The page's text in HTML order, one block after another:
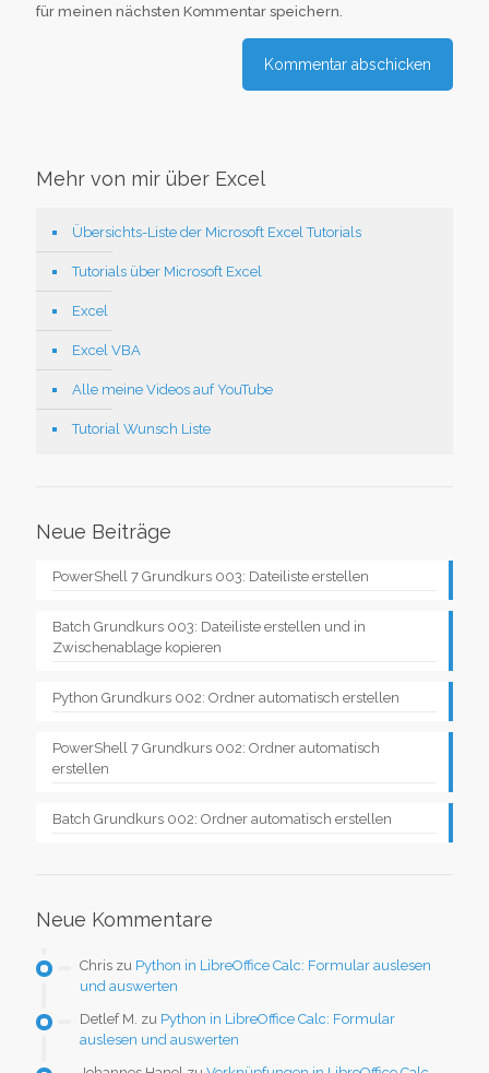
für meinen nächsten Kommentar speichern.
Mehr von mir über Excel
Übersichts-Liste der Microsoft Excel Tutorials
Tutorials über Microsoft Excel
Excel
Excel VBA
Alle meine Videos auf YouTube
Tutorial Wunsch Liste
Neue Beiträge
PowerShell 7 Grundkurs 003: Dateiliste erstellen
Batch Grundkurs 003: Dateiliste erstellen und in
Zwischenablage kopieren
Python Grundkurs 002: Ordner automatisch erstellen
PowerShell 7 Grundkurs 002: Ordner automatisch
erstellen
Batch Grundkurs 002: Ordner automatisch erstellen
Neue Kommentare
Chris zu Python in LibreOffice Calc: Formular auslesen
und auswerten
Detlef M. zu Python in LibreOffice Calc: Formular
auslesen und auswerten